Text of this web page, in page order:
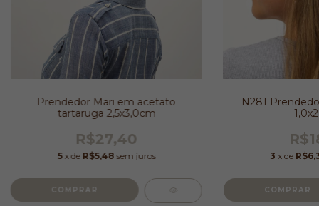
Prendedor Mari em acetato
tartaruga 2,5x3,0cm
R$27,40
5 x de R$5,48 sem juros
N281
3 x de